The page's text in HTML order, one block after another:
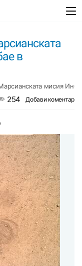
в
мисия
254 Добави коментар